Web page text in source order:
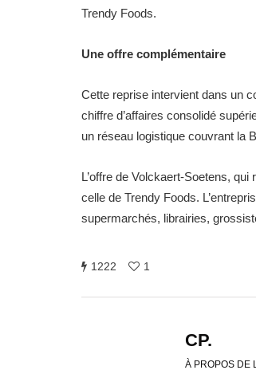
Trendy Foods.
Une offre complémentaire
Cette reprise intervient dans un
chiffre d’affaires consolidé
un réseau logistique couvrant la
L’offre de Volckaert-Soetens,
celle de Trendy Foods.
supermarchés, librairies,
1222 1
CP.
À PROPOS DE